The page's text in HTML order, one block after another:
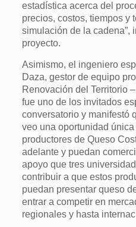
estadística acerca del
precios, costos, tiempos y
simulación de la cadena”,
proyecto.
Asimismo, el ingeniero
Daza, gestor de equipo
Renovación del Territorio
fue uno de los invitados
conversatorio y manifestó
veo una oportunidad
productores de Queso
adelante y puedan
apoyo que tres
contribuir a que estos
puedan presentar queso
entrar a competir en
regionales y hasta